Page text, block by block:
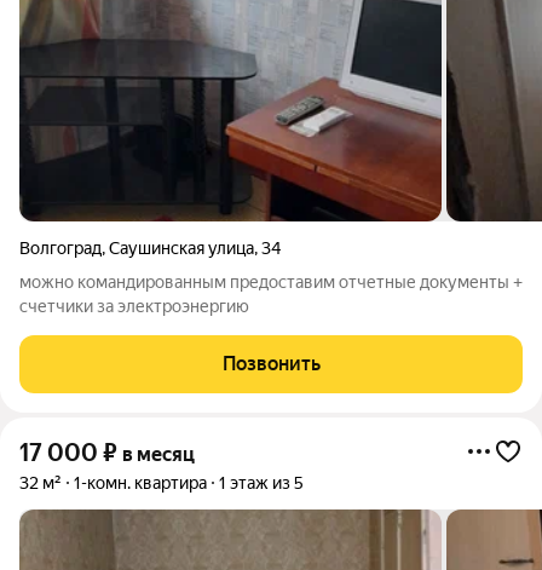
Волгоград,Саушинская улица,34
можно командированным предоставим отчетные документы +
счетчики за электроэнергию
Позвонить
17 000 ₽ в месяц
32 м² 1-комн. квартира 1 этаж из 5